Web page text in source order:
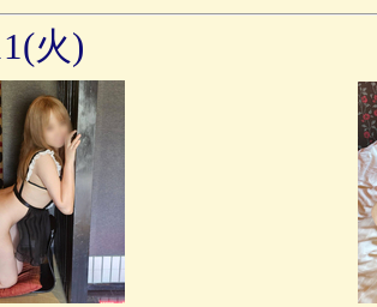
火)